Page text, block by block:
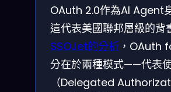
OAuth 2.0作為AI Agent
這代表美國聯邦層級的背
SSOJet的分析 ，OAuth
分在於兩種模式——代表
（Delegated